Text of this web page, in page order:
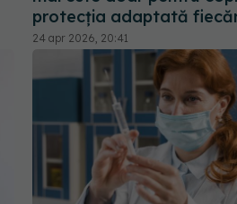
protecția adaptată
24 apr 2026, 20:41